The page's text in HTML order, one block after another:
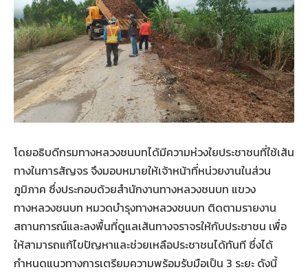
โดยอธิบดีกรมทางหลวงชนบทได้มีความห่วงใยประชาชนที่ใช้เส้น
ทางในการสัญจร จึงมอบหมายให้เจ้าหน้าที่หน่วยงานในส่วน
ภูมิภาค ซึ่งประกอบด้วยสำนักงานทางหลวงชนบท แขวง
ทางหลวงชนบท หมวดบำรุงทางหลวงชนบท ติดตามรายงาน
สถานการณ์และลงพื้นที่ดูแลเส้นทางจราจรให้กับประชาชน เพื่อ
ให้สามารถแก้ไขปัญหาและช่วยเหลือประชาชนได้ทันที ซึ่งได้
กำหนดแนวทางการเตรียมความพร้อมรับมือเป็น 3 ระยะ ดังนี้